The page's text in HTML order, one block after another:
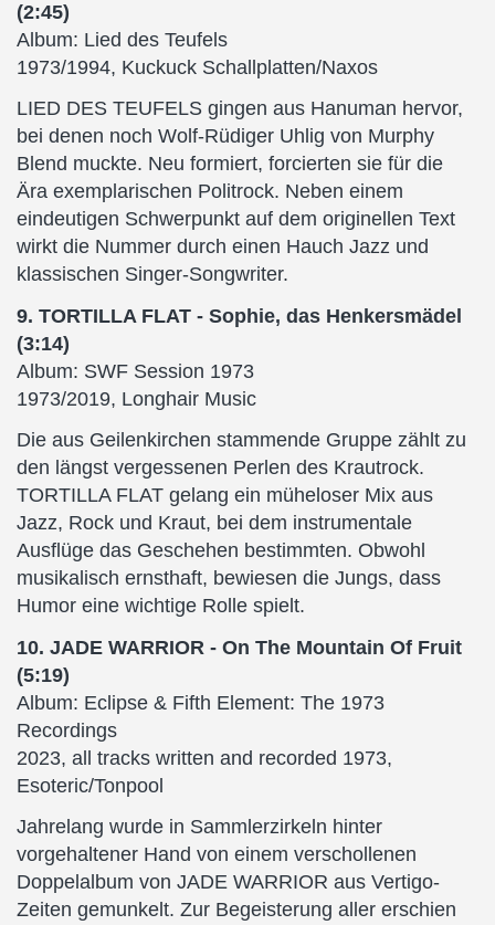
(2:45)
Album: Lied des Teufels
1973/1994, Kuckuck Schallplatten/Naxos
LIED DES TEUFELS gingen aus Hanuman hervor,
bei denen noch Wolf-Rüdiger Uhlig von Murphy
Blend muckte. Neu formiert, forcierten sie für die
Ära exemplarischen Politrock. Neben einem
eindeutigen Schwerpunkt auf dem originellen Text
wirkt die Nummer durch einen Hauch Jazz und
klassischen Singer-Songwriter.
9. TORTILLA FLAT - Sophie, das Henkersmädel
(3:14)
Album: SWF Session 1973
1973/2019, Longhair Music
Die aus Geilenkirchen stammende Gruppe zählt zu
den längst vergessenen Perlen des Krautrock.
TORTILLA FLAT gelang ein müheloser Mix aus
Jazz, Rock und Kraut, bei dem instrumentale
Ausflüge das Geschehen bestimmten. Obwohl
musikalisch ernsthaft, bewiesen die Jungs, dass
Humor eine wichtige Rolle spielt.
10. JADE WARRIOR - On The Mountain Of Fruit
(5:19)
Album: Eclipse & Fifth Element: The 1973
Recordings
2023, all tracks written and recorded 1973,
Esoteric/Tonpool
Jahrelang wurde in Sammlerzirkeln hinter
vorgehaltener Hand von einem verschollenen
Doppelalbum von JADE WARRIOR aus Vertigo-
Zeiten gemunkelt. Zur Begeisterung aller erschien